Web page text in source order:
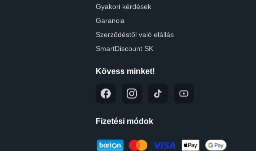
Gyakori kérdések
Garancia
Szerződéstől való elállás
SmartDiscount SK
Kövess minket!
Fizetési módok